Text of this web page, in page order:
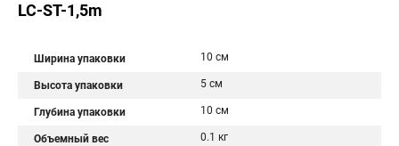
LC-ST-1,5m
Ширина упаковки 10 см
Высота упаковки 5 см
Глубина упаковки 10 см
Объемный вес 0.1 кг